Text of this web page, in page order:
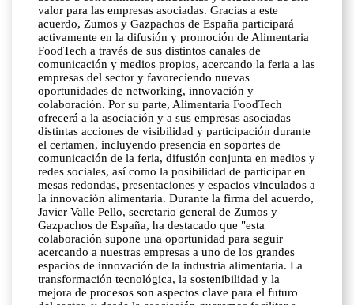
valor para las empresas asociadas. Gracias a este
acuerdo, Zumos y Gazpachos de España participará
activamente en la difusión y promoción de Alimentaria
FoodTech a través de sus distintos canales de
comunicación y medios propios, acercando la feria a las
empresas del sector y favoreciendo nuevas
oportunidades de networking, innovación y
colaboración. Por su parte, Alimentaria FoodTech
ofrecerá a la asociación y a sus empresas asociadas
distintas acciones de visibilidad y participación durante
el certamen, incluyendo presencia en soportes de
comunicación de la feria, difusión conjunta en medios y
redes sociales, así como la posibilidad de participar en
mesas redondas, presentaciones y espacios vinculados a
la innovación alimentaria. Durante la firma del acuerdo,
Javier Valle Pello, secretario general de Zumos y
Gazpachos de España, ha destacado que "esta
colaboración supone una oportunidad para seguir
acercando a nuestras empresas a uno de los grandes
espacios de innovación de la industria alimentaria. La
transformación tecnológica, la sostenibilidad y la
mejora de procesos son aspectos clave para el futuro